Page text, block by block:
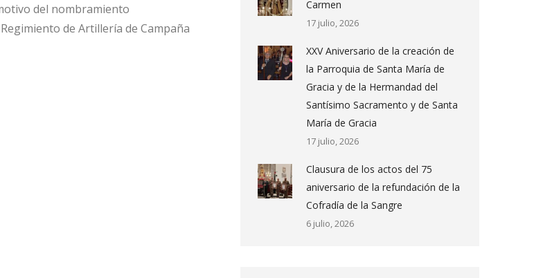
del nombramiento
de Artillería de Campaña
Carmen
17 julio, 2026
XXV Aniversario de la creación de
la Parroquia de Santa María de
Gracia y de la Hermandad del
Santísimo Sacramento y de Santa
María de Gracia
17 julio, 2026
Clausura de los actos del 75
aniversario de la refundación de la
Cofradía de la Sangre
6 julio, 2026